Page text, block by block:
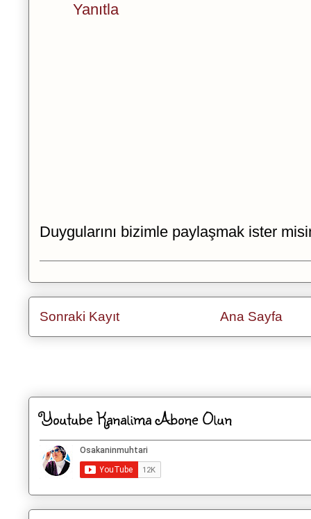
Yanıtla
Duygularını bizimle paylaşmak ister
Sonraki Kayıt Ana Sayfa
Youtube Kanalima Abone Olun